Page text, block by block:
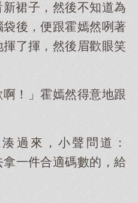
裙子，然後不知道為
後，便跟霍嫣然咧著
了揮，然後眉歡眼笑
啊！」霍嫣然得意地跟
過來，小聲問道：
拿一件合適碼數的，給